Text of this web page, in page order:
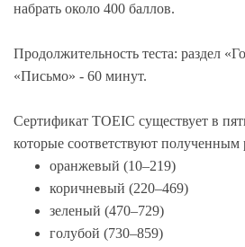
набрать около 400 баллов.
Продолжительность теста: раздел
«Письмо» - 60 минут.
Сертификат TOEIC существует в
которые соответствуют полученным
оранжевый (10–219)
коричневый (220–469)
зеленый (470–729)
голубой (730–859)